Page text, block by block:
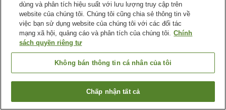
Tiện nghi chỗ nghỉ
Bãi đỗ xe
Xông hơi
Máy bán hàng tự động
Trang chủ Nhật Bản Tỉnh Gifu
Thành phố Takayama
Hotel Kuretakeso Takayamaekimae
Tìm phòng trống
dùng và phân tích hiệu suất với lưu lượng truy cập trên
website của chúng tôi. Chúng tôi cũng chia sẻ thông tin về
việc bạn sử dụng website của chúng tôi với các đối tác
mạng xã hội, quảng cáo và phân tích của chúng tôi. Chính
sách quyền riêng tư
Không bán thông tin cá nhân của tôi
Chấp nhận tất cả